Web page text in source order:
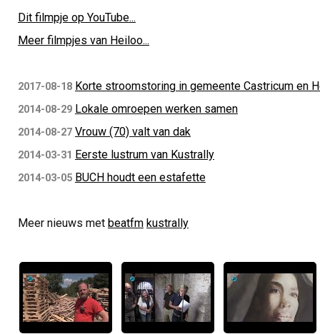
Dit filmpje op YouTube...
Meer filmpjes van Heiloo...
2017-08-18 Korte stroomstoring in gemeente Castricum en
2014-08-29 Lokale omroepen werken samen
2014-08-27 Vrouw (70) valt van dak
2014-03-31 Eerste lustrum van Kustrally
2014-03-05 BUCH houdt een estafette
Meer nieuws met beatfm kustrally